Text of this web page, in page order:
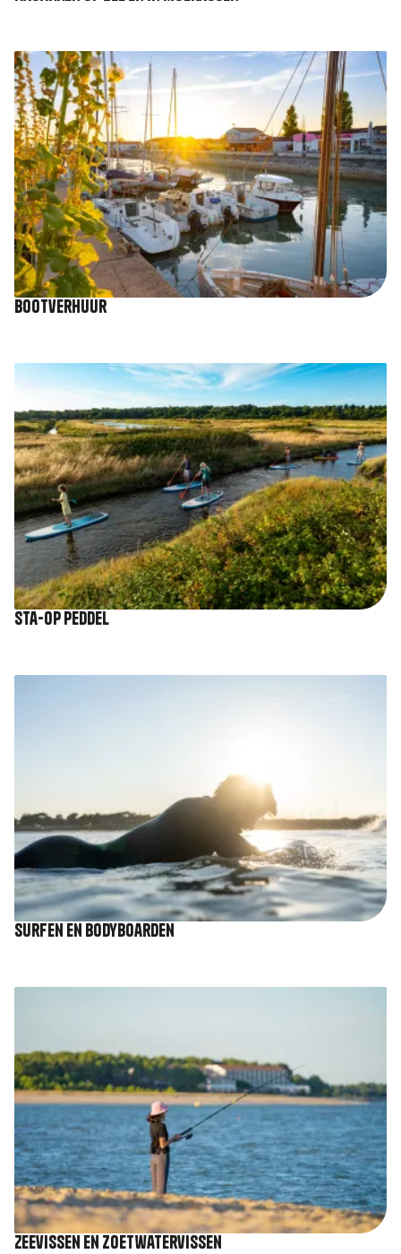
Afbeelding
Bootverhuur
Afbeelding
Sta-op peddel
Afbeelding
Surfen en bodyboarden
Afbeelding
Zeevissen en zoetwatervissen